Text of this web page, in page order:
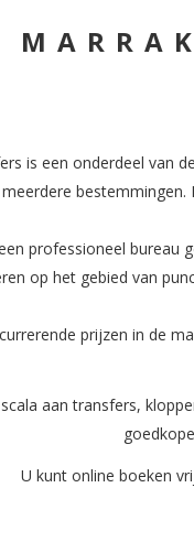
is een onderdeel van
professioneel bureau
op het gebied van
prijzen in de
aan transfers,
U kunt online boeken